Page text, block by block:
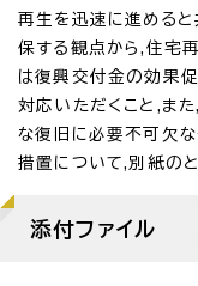
再生を迅速に進める
保する観点から,住宅
は復興交付金の効果
対応いただくこと,ま
な復旧に必要不可欠
措置について,別紙のと
添付ファイル